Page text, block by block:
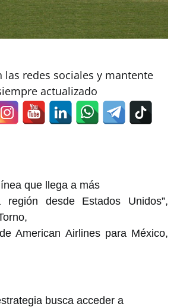
las redes sociales y mantente
actualizado
que llega a más
desde Estados Unidos”,
American Airlines para México,
busca acceder a